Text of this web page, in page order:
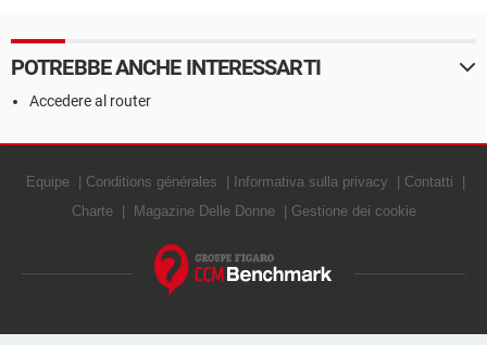
POTREBBE ANCHE INTERESSARTI
Accedere al router
Equipe Conditions générales Informativa sulla privacy
Contatti
Charte
Magazine Delle Donne Gestione dei cookie